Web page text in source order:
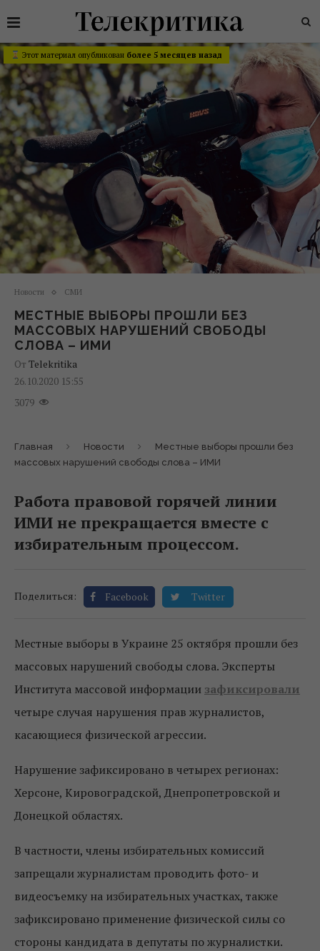
Этот материал опубликован более 5 месяцев назад
Новости СМИ
МЕСТНЫЕ ВЫБОРЫ ПРОШЛИ БЕЗ
МАССОВЫХ НАРУШЕНИЙ СВОБОДЫ
СЛОВА – ИМИ
От Telekritika
26.10.2020 15:55
3079
Главная Новости
Местные выборы прошли без
массовых нарушений свободы слова – ИМИ
Работа правовой горячей линии
ИМИ не прекращается вместе с
избирательным процессом.
Поделиться: Facebook Twitter
Местные выборы в Украине 25 октября прошли без
массовых нарушений свободы слова. Эксперты
Института массовой информации зафиксировали
четыре случая нарушения прав журналистов,
касающиеся физической агрессии.
Нарушение зафиксировано в четырех регионах:
Херсоне, Кировоградской, Днепропетровской и
Донецкой областях.
В частности, члены избирательных комиссий
запрещали журналистам проводить фото- и
видеосъемку на избирательных участках, также
зафиксировано применение физической силы со
стороны кандидата в депутаты по журналистки.